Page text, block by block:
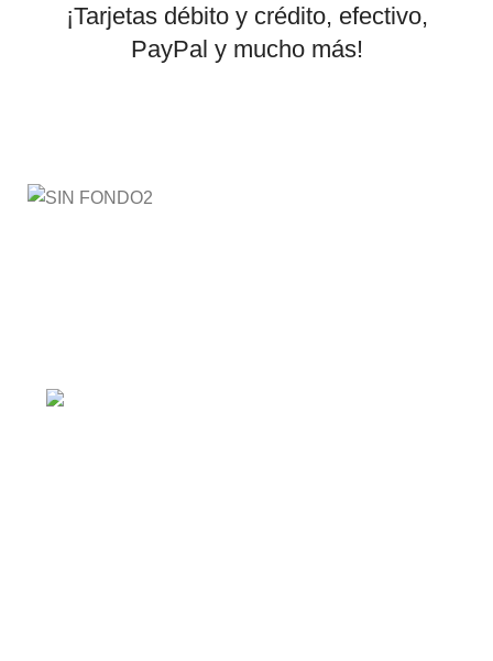
¡Tarjetas débito y crédito, efectivo,
PayPal y mucho más!